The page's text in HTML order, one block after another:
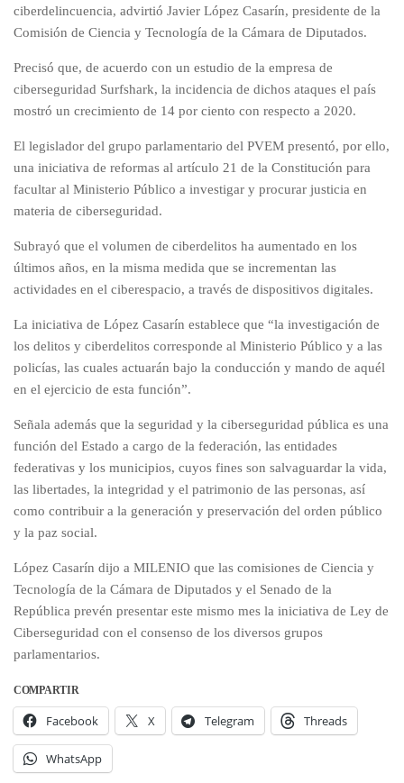
ciberdelincuencia, advirtió Javier López Casarín, presidente de la
Comisión de Ciencia y Tecnología de la Cámara de Diputados.
Precisó que, de acuerdo con un estudio de la empresa de
ciberseguridad Surfshark, la incidencia de dichos ataques el país
mostró un crecimiento de 14 por ciento con respecto a 2020.
El legislador del grupo parlamentario del PVEM presentó, por ello,
una iniciativa de reformas al artículo 21 de la Constitución para
facultar al Ministerio Público a investigar y procurar justicia en
materia de ciberseguridad.
Subrayó que el volumen de ciberdelitos ha aumentado en los
últimos años, en la misma medida que se incrementan las
actividades en el ciberespacio, a través de dispositivos digitales.
La iniciativa de López Casarín establece que “la investigación de
los delitos y ciberdelitos corresponde al Ministerio Público y a las
policías, las cuales actuarán bajo la conducción y mando de aquél
en el ejercicio de esta función”.
Señala además que la seguridad y la ciberseguridad pública es una
función del Estado a cargo de la federación, las entidades
federativas y los municipios, cuyos fines son salvaguardar la vida,
las libertades, la integridad y el patrimonio de las personas, así
como contribuir a la generación y preservación del orden público
y la paz social.
López Casarín dijo a MILENIO que las comisiones de Ciencia y
Tecnología de la Cámara de Diputados y el Senado de la
República prevén presentar este mismo mes la iniciativa de Ley de
Ciberseguridad con el consenso de los diversos grupos
parlamentarios.
COMPARTIR
Facebook X Telegram Threads
WhatsApp